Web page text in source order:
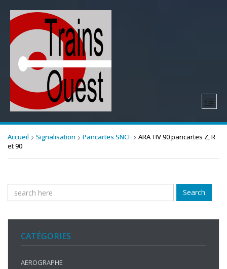
Accueil Signalisation Pancartes SNCF
ARA TIV 90 pancartes Z, R
et 90
Search
CATÉGORIES
AEROGRAPHE